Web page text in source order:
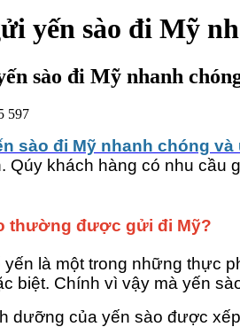
yến sào đi Mỹ
sào đi Mỹ nhanh
597
sào đi Mỹ nhanh chóng và
Qúy khách hàng có nhu cầu
thường được gửi đi Mỹ?
yến là một trong những thực
biệt. Chính vì vậy mà yến
dưỡng của yến sào được